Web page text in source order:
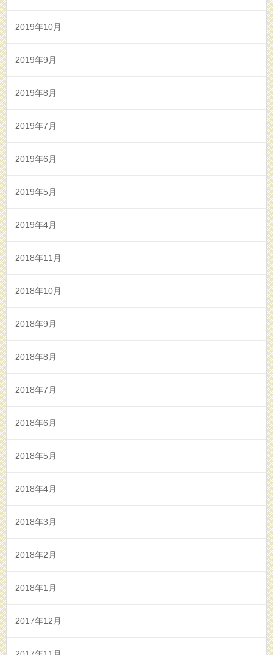
2019年10月
2019年9月
2019年8月
2019年7月
2019年6月
2019年5月
2019年4月
2018年11月
2018年10月
2018年9月
2018年8月
2018年7月
2018年6月
2018年5月
2018年4月
2018年3月
2018年2月
2018年1月
2017年12月